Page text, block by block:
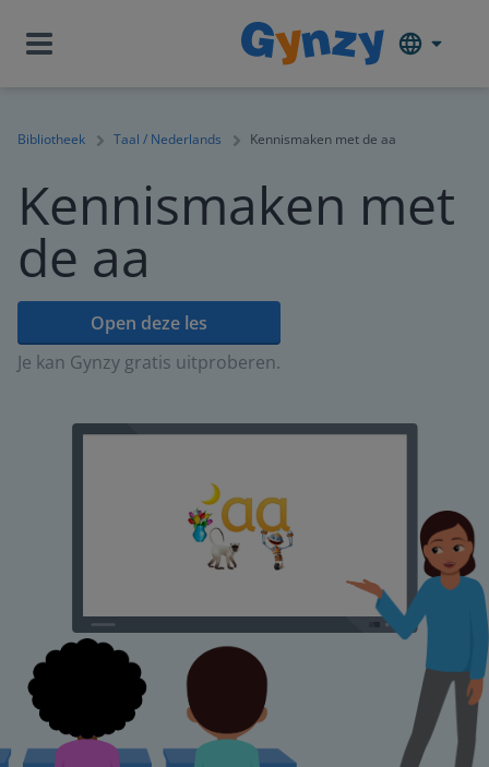
Bibliotheek Taal / Nederlands Kennismaken met de aa
Kennismaken met
de aa
Open deze les
Je kan Gynzy gratis uitproberen.